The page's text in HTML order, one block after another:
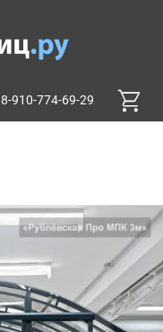
8-910-774-69-29